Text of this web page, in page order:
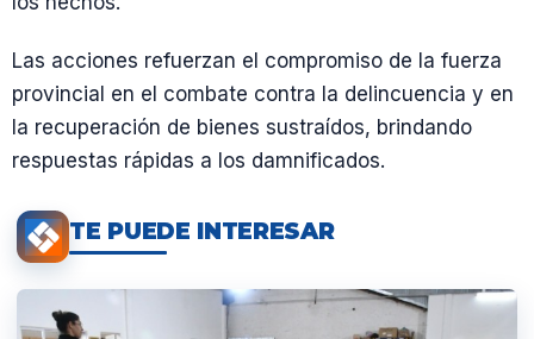
Las acciones refuerzan el compromiso de la fuerza
provincial en el combate contra la delincuencia y en
la recuperación de bienes sustraídos, brindando
respuestas rápidas a los damnificados.
TE PUEDE INTERESAR